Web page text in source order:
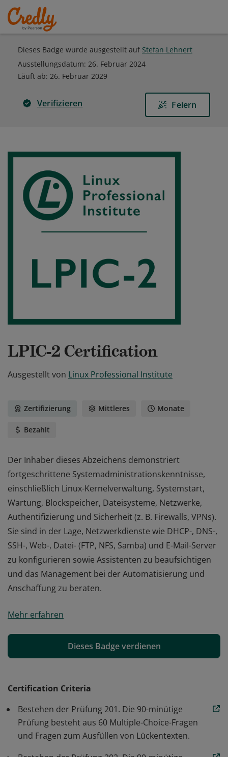
Dieses Badge wurde ausgestellt auf Stefan Lehnert
Ausstellungsdatum: 26. Februar 2024
Läuft ab: 26. Februar 2029
Verifizieren Feiern
LPIC-2 Certification
Ausgestellt von Linux Professional Institute
Zertifizierung Mittleres Monate
Bezahlt
Der Inhaber dieses Abzeichens demonstriert
fortgeschrittene Systemadministrationskenntnisse,
einschließlich Linux-Kernelverwaltung, Systemstart,
Wartung, Blockspeicher, Dateisysteme, Netzwerke,
Authentifizierung und Sicherheit (z. B. Firewalls, VPNs).
Sie sind in der Lage, Netzwerkdienste wie DHCP-, DNS-,
SSH-, Web-, Datei- (FTP, NFS, Samba) und E-Mail-Server
zu konfigurieren sowie Assistenten zu beaufsichtigen
und das Management bei der Automatisierung und
Anschaffung zu beraten.
fortgeschrittene Systemadministrationskenntnisse,
Wartung, Blockspeicher, Dateisysteme, Netzwerke,
Authentifizierung und Sicherheit (z. B. Firewalls, VPNs).
SSH-, Web-, Datei- (FTP, NFS, Samba) und E-Mail-Server
und das Management bei der Automatisierung und
Anschaffung zu beraten.
Mehr erfahren
Dieses Badge verdienen
Certification Criteria
Bestehen der Prüfung 201. Die 90-minütige
Prüfung besteht aus 60 Multiple-Choice-Fragen
und Fragen zum Ausfüllen von Lückentexten.